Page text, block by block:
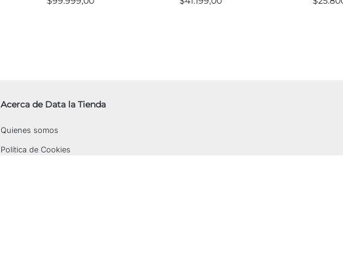
Acerca de Data la Tienda
Quienes somos
Política de Cookies